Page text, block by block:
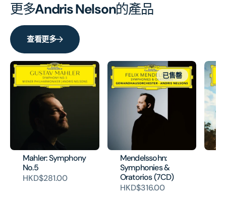
更多Andris Nelson的產品
查看更多
Mahler: Symphony
No.5
HKD$281.00
Mendelssohn:
Symphonies &
Oratorios (7CD)
HKD$316.00
已售罄